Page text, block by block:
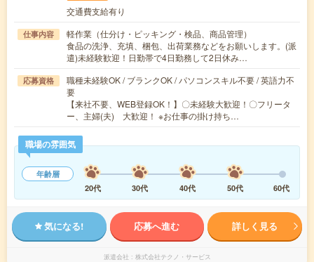
交通費支給有り
仕事内容
軽作業（仕分け・ピッキング・検品、商品管理）
食品の洗浄、充填、梱包、出荷業務などをお願いします。(派
遣)未経験歓迎！日勤帯で4日勤務して2日休み…
応募資格
職種未経験OK / ブランクOK / パソコンスキル不要 / 英語力不
要
【来社不要、WEB登録OK！】〇未経験大歓迎！〇フリータ
ー、主婦(夫) 大歓迎！ ※お仕事の掛け持ち…
職場の雰囲気
年齢層
20代
30代 40代 50代 60代
気になる! 応募へ進む 詳しく見る
派遣会社 株式会社テクノ・サービス